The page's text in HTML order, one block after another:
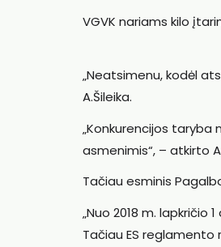
VGVK nariams kilo
„Neatsimenu, kodėl
A.Šileika.
„Konkurencijos taryba
asmenimis“, – atkirto
Tačiau esminis
„Nuo 2018 m.
Tačiau ES reglamento